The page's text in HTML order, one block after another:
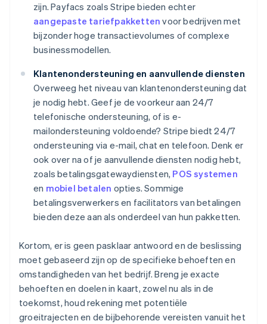
zijn. Payfacs zoals Stripe bieden echter
aangepaste tariefpakketten voor bedrijven met
bijzonder hoge transactievolumes of complexe
businessmodellen.
Klantenondersteuning en aanvullende diensten
Overweeg het niveau van klantenondersteuning dat
je nodig hebt. Geef je de voorkeur aan 24/7
telefonische ondersteuning, of is e-
mailondersteuning voldoende? Stripe biedt 24/7
ondersteuning via e-mail, chat en telefoon. Denk er
ook over na of je aanvullende diensten nodig hebt,
zoals betalingsgatewaydiensten, POS systemen
en mobiel betalen opties. Sommige
betalingsverwerkers en facilitators van betalingen
bieden deze aan als onderdeel van hun pakketten.
Kortom, er is geen pasklaar antwoord en de beslissing
moet gebaseerd zijn op de specifieke behoeften en
omstandigheden van het bedrijf. Breng je exacte
behoeften en doelen in kaart, zowel nu als in de
toekomst, houd rekening met potentiële
groeitrajecten en de bijbehorende vereisten vanuit het